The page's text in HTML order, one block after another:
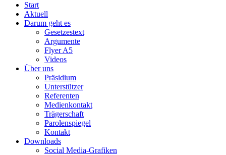
Start
Aktuell
Darum geht es
Gesetzestext
Argumente
Flyer A5
Videos
Über uns
Präsidium
Unterstützer
Referenten
Medienkontakt
Trägerschaft
Parolenspiegel
Kontakt
Downloads
Social Media-Grafiken